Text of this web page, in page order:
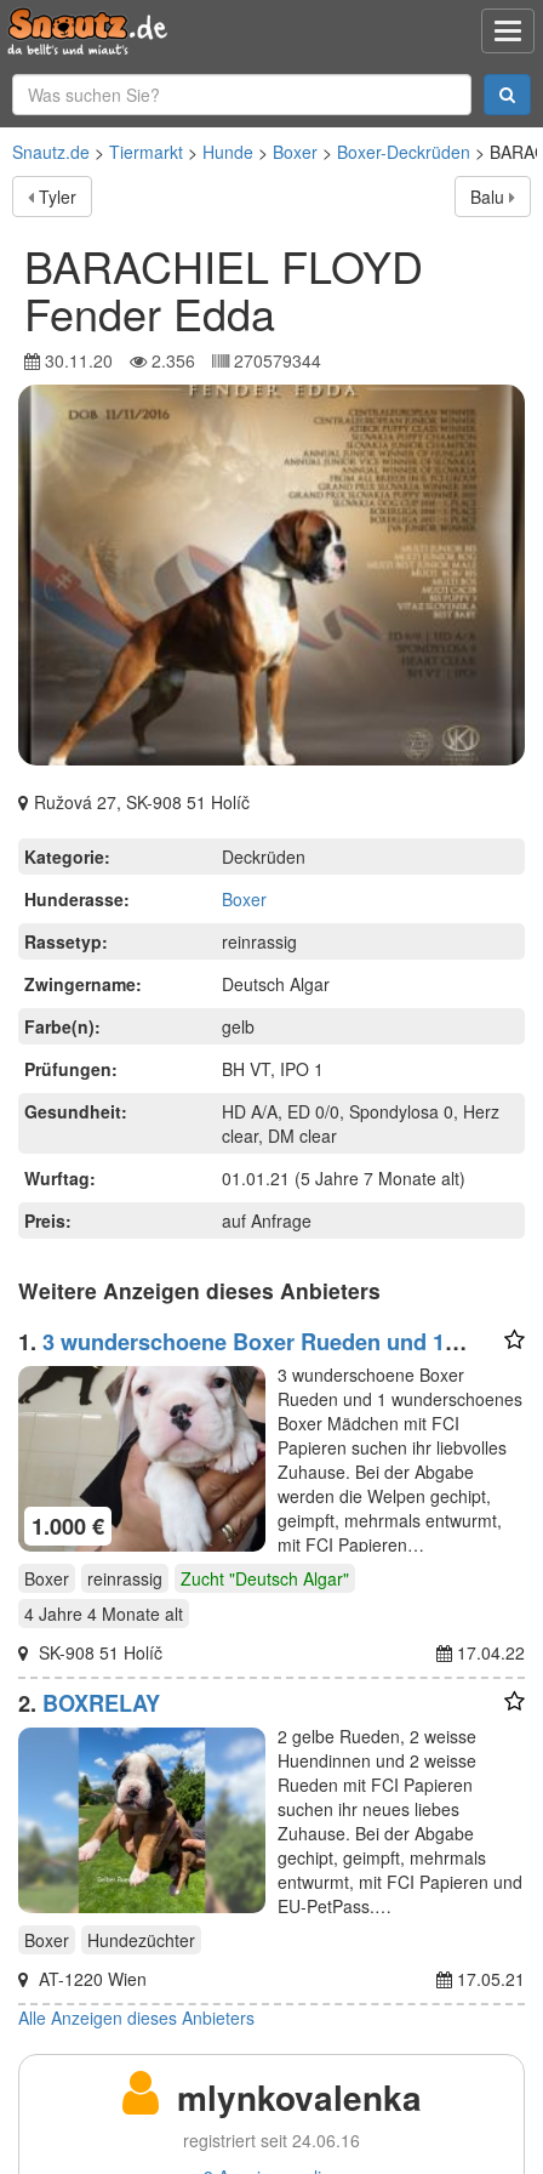
Snautz.de Tiermarkt Hunde Boxer Boxer-Deckrüden
Tyler
Balu
BARACHIEL FLOYD
Fender Edda
30.11.20 2.356 270579344
Ružová 27, SK-908 51 Holíč
Kategorie:
Deckrüden
Hunderasse:
Boxer
Rassetyp:
reinrassig
Zwingername:
Deutsch Algar
Farbe(n):
gelb
Prüfungen:
BH VT, IPO 1
Gesundheit:
HD A/A, ED 0/0, Spondylosa 0, Herz
clear, DM clear
Wurftag:
01.01.21 (5 Jahre 7 Monate alt)
Preis:
auf Anfrage
Weitere Anzeigen dieses Anbieters
1. 3 wunderschoene Boxer Rueden und 1
wunderschoenes Boxer
1.000 €
3 wunderschoene Boxer
Rueden und 1 wunderschoenes
Boxer Mädchen mit FCI
Papieren suchen ihr liebvolles
Zuhause. Bei der Abgabe
werden die Welpen gechipt,
geimpft, mehrmals entwurmt,
mit FCI Papieren…
Boxer
reinrassig
Zucht "Deutsch Algar"
4 Jahre 4 Monate alt
SK-908 51 Holíč
17.04.22
2. BOXRELAY
2 gelbe Rueden, 2 weisse
Huendinnen und 2 weisse
Rueden mit FCI Papieren
suchen ihr neues liebes
Zuhause. Bei der Abgabe
gechipt, geimpft, mehrmals
entwurmt, mit FCI Papieren und
EU-PetPass.…
Boxer
Hundezüchter
AT-1220 Wien
17.05.21
Alle Anzeigen dieses Anbieters
mlynkovalenka
registriert seit 24.06.16